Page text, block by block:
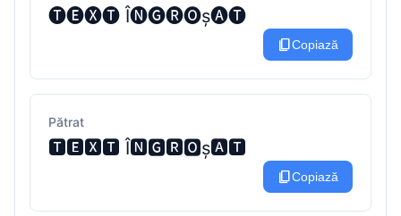
🅣🅔🅧🅣 Î🅝🅖🅡🅞ș🅐🅣
content_copyCopiază
Pătrat
🆃🅴🆇🆃 Î🅽🅶🆁🅾ș🅰🆃
content_copyCopiază